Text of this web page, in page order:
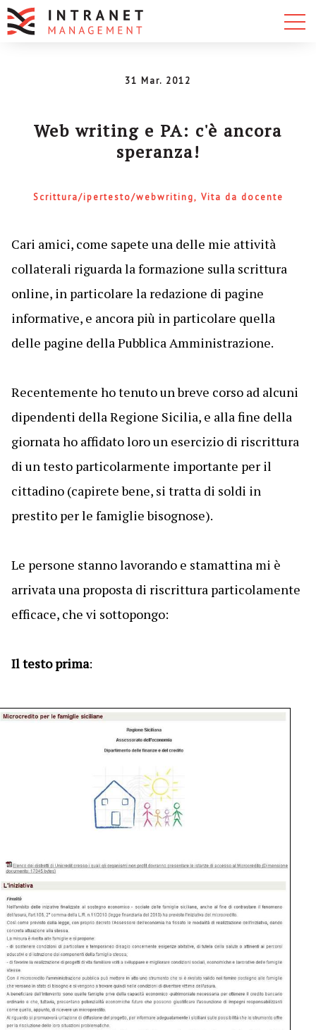
31 Mar. 2012
Web writing e PA: c'è ancora
speranza!
Scrittura/ipertesto/webwriting Vita da docente
Cari amici, come sapete una delle mie attività
collaterali riguarda la formazione sulla scrittura
online, in particolare la redazione di pagine
informative, e ancora più in particolare quella
delle pagine della Pubblica Amministrazione.
Recentemente ho tenuto un breve corso ad alcuni
dipendenti della Regione Sicilia, e alla fine della
giornata ho affidato loro un esercizio di riscrittura
di un testo particolarmente importante per il
cittadino (capirete bene, si tratta di soldi in
prestito per le famiglie bisognose).
Le persone stanno lavorando e stamattina mi è
arrivata una proposta di riscrittura particolamente
efficace, che vi sottopongo:
Il testo prima: